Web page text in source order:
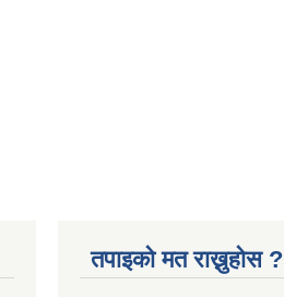
तपाइको मत राख्नुहोस ?